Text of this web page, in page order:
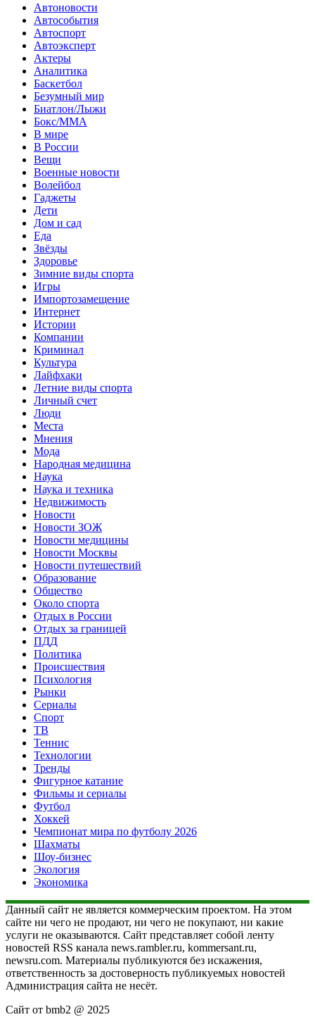
Автоновости
Автособытия
Автоспорт
Автоэксперт
Актеры
Аналитика
Баскетбол
Безумный мир
Биатлон/Лыжи
Бокс/MMA
В мире
В России
Вещи
Военные новости
Волейбол
Гаджеты
Дети
Дом и сад
Еда
Звёзды
Здоровье
Зимние виды спорта
Игры
Импортозамещение
Интернет
Истории
Компании
Криминал
Культура
Лайфхаки
Летние виды спорта
Личный счет
Люди
Места
Мнения
Мода
Народная медицина
Наука
Наука и техника
Недвижимость
Новости
Новости ЗОЖ
Новости медицины
Новости Москвы
Новости путешествий
Образование
Общество
Около спорта
Отдых в России
Отдых за границей
ПДД
Политика
Происшествия
Психология
Рынки
Сериалы
Спорт
ТВ
Теннис
Технологии
Тренды
Фигурное катание
Фильмы и сериалы
Футбол
Хоккей
Чемпионат мира по футболу 2026
Шахматы
Шоу-бизнес
Экология
Экономика
Данный сайт не является коммерческим проектом. На этом
сайте ни чего не продают, ни чего не покупают, ни какие
услуги не оказываются. Сайт представляет собой ленту
новостей RSS канала news.rambler.ru, kommersant.ru,
newsru.com. Материалы публикуются без искажения,
ответственность за достоверность публикуемых новостей
Администрация сайта не несёт.
Сайт от bmb2 @ 2025